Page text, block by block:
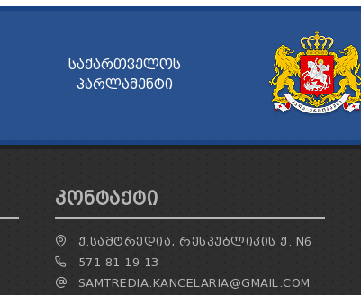
ᲡᲐᲥᲐᲠᲗᲕᲔᲚᲝᲡ
ᲞᲐᲠᲚᲐᲛᲔᲜᲢᲘ
ᲙᲝᲜᲢᲐᲥᲢᲘ
Ქ.ᲡᲐᲛᲢᲠᲔᲓᲘᲐ, ᲠᲔᲡᲞᲣᲑᲚᲘᲙᲘᲡ Ქ. N6
571 81 19 13
SAMTREDIA.KANCELARIA@GMAIL.COM